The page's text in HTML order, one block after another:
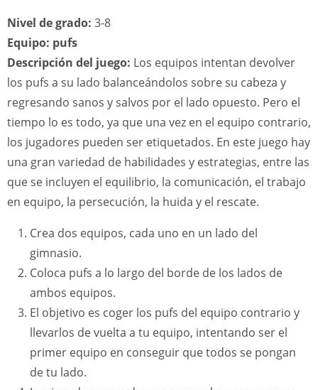
Nivel de grado: 3-8
Equipo: pufs
Descripción del juego: Los equipos intentan devolver
los pufs a su lado balanceándolos sobre su cabeza y
regresando sanos y salvos por el lado opuesto. Pero el
tiempo lo es todo, ya que una vez en el equipo contrario,
los jugadores pueden ser etiquetados. En este juego hay
una gran variedad de habilidades y estrategias, entre las
que se incluyen el equilibrio, la comunicación, el trabajo
en equipo, la persecución, la huida y el rescate.
Crea dos equipos, cada uno en un lado del
gimnasio.
Coloca pufs a lo largo del borde de los lados de
ambos equipos.
El objetivo es coger los pufs del equipo contrario y
llevarlos de vuelta a tu equipo, intentando ser el
primer equipo en conseguir que todos se pongan
de tu lado.